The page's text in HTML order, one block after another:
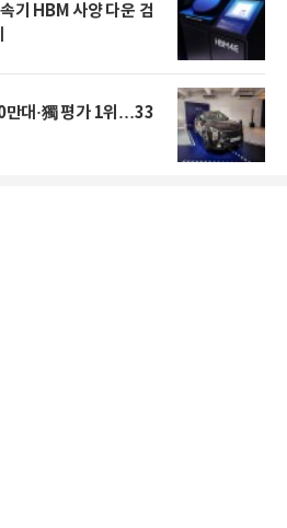
기 HBM 사양 다운 검
만대·獨 평가 1위…33